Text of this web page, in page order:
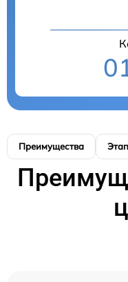
Преимущества